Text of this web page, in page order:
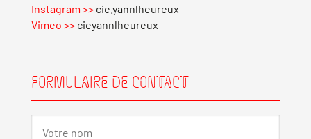
Instagram >> cie.yannlheureux
Vimeo >> cieyannlheureux
FORMULAIRE DE CONTACT